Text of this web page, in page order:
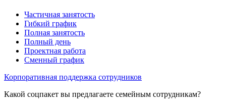
Частичная занятость
Гибкий график
Полная занятость
Полный день
Проектная работа
Сменный график
Корпоративная поддержка сотрудников
Какой соцпакет вы предлагаете семейным сотрудникам?